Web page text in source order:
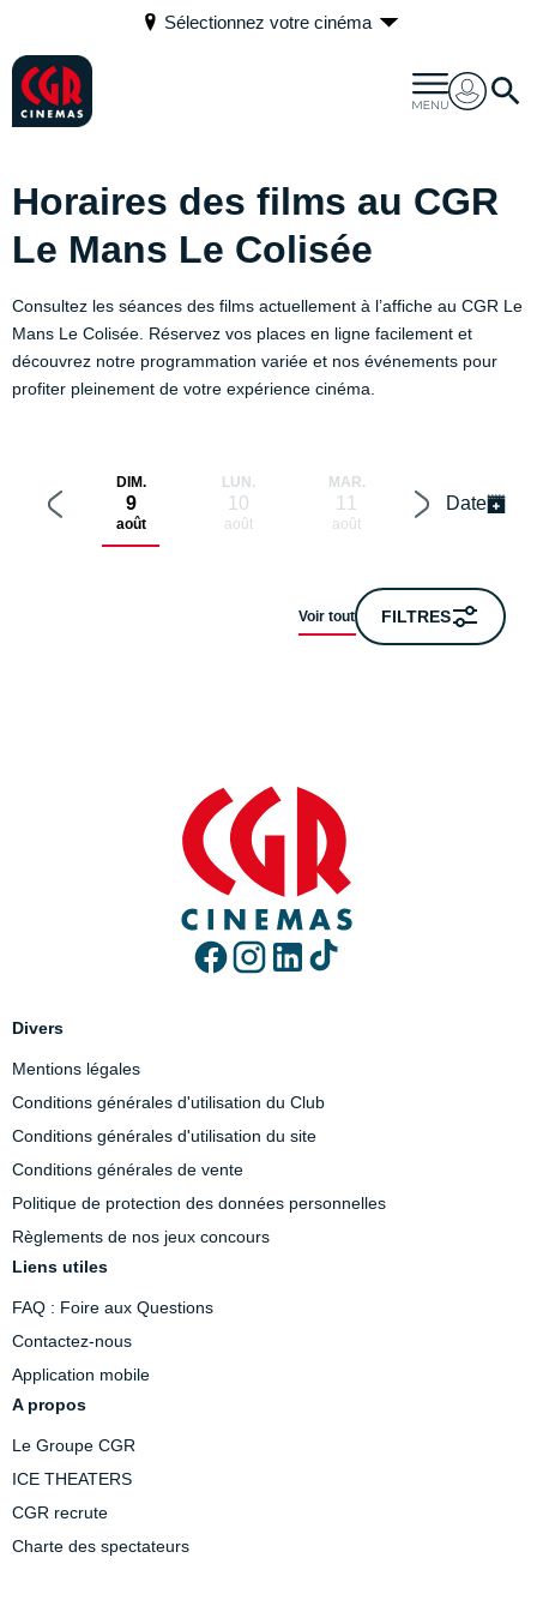
Sélectionnez votre cinéma
Horaires des films au CGR
Le Mans Le Colisée
Consultez les séances des films actuellement à l’affiche au CGR Le
Mans Le Colisée. Réservez vos places en ligne facilement et
découvrez notre programmation variée et nos événements pour
profiter pleinement de votre expérience cinéma.
DIM.
9
août
LUN.
10
août
MAR.
11
août
12
Date
Voir tout FILTRES
Divers
Mentions légales
Conditions générales d'utilisation du Club
Conditions générales d'utilisation du site
Conditions générales de vente
Politique de protection des données personnelles
Règlements de nos jeux concours
Liens utiles
FAQ : Foire aux Questions
Contactez-nous
Application mobile
A propos
Le Groupe CGR
ICE THEATERS
CGR recrute
Charte des spectateurs